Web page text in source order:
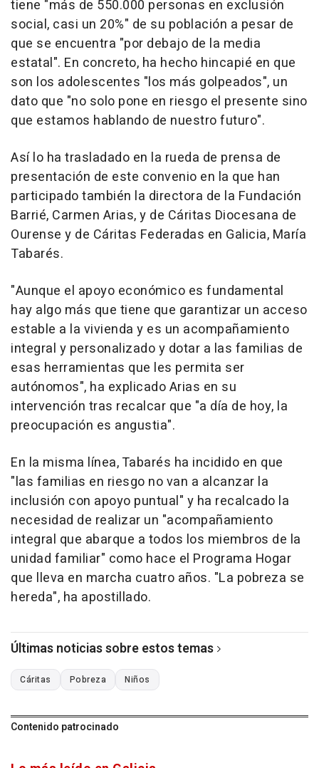
tiene "más de 550.000 personas en exclusión
social, casi un 20%" de su población a pesar de
que se encuentra "por debajo de la media
estatal". En concreto, ha hecho hincapié en que
son los adolescentes "los más golpeados", un
dato que "no solo pone en riesgo el presente sino
que estamos hablando de nuestro futuro".
Así lo ha trasladado en la rueda de prensa de
presentación de este convenio en la que han
participado también la directora de la Fundación
Barrié, Carmen Arias, y de Cáritas Diocesana de
Ourense y de Cáritas Federadas en Galicia, María
Tabarés.
"Aunque el apoyo económico es fundamental
hay algo más que tiene que garantizar un acceso
estable a la vivienda y es un acompañamiento
integral y personalizado y dotar a las familias de
esas herramientas que les permita ser
autónomos", ha explicado Arias en su
intervención tras recalcar que "a día de hoy, la
preocupación es angustia".
En la misma línea, Tabarés ha incidido en que
"las familias en riesgo no van a alcanzar la
inclusión con apoyo puntual" y ha recalcado la
necesidad de realizar un "acompañamiento
integral que abarque a todos los miembros de la
unidad familiar" como hace el Programa Hogar
que lleva en marcha cuatro años. "La pobreza se
hereda", ha apostillado.
Últimas noticias sobre estos temas
Cáritas Pobreza Niños
Contenido patrocinado